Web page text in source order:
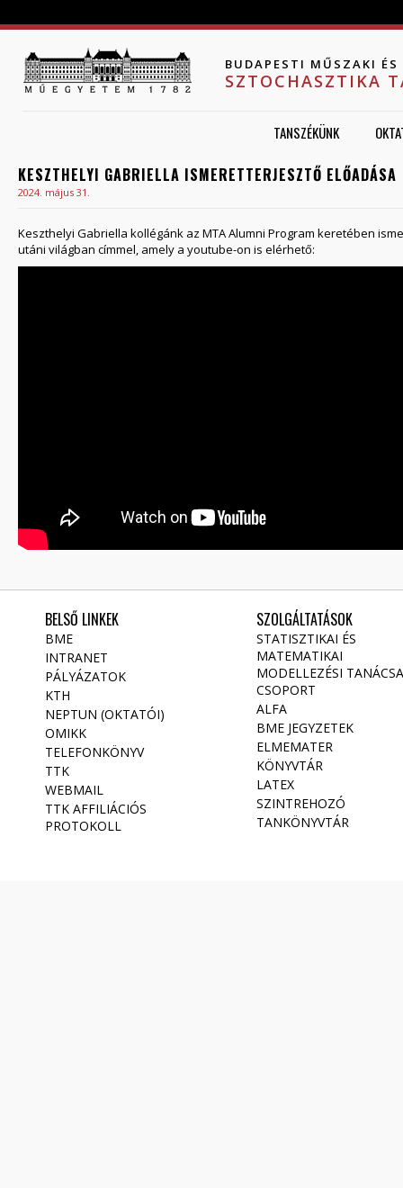
BUDAPESTI MŰSZAKI
SZTOCHASZTIKA
TANSZÉKÜNK
KESZTHELYI GABRIELLA ISMERETTERJESZTŐ ELŐADÁSA
2024. május 31.
Keszthelyi Gabriella kollégánk az MTA Alumni Program keretében
utáni világban címmel, amely a youtube-on is elérhető:
BELSŐ LINKEK
BME
INTRANET
PÁLYÁZATOK
KTH
NEPTUN (OKTATÓI)
OMIKK
TELEFONKÖNYV
TTK
WEBMAIL
TTK AFFILIÁCIÓS
PROTOKOLL
SZOLGÁLTATÁSOK
STATISZTIKAI ÉS
MATEMATIKAI
MODELLEZÉSI
CSOPORT
ALFA
BME JEGYZETEK
ELMEMATER
KÖNYVTÁR
LATEX
SZINTREHOZÓ
TANKÖNYVTÁR